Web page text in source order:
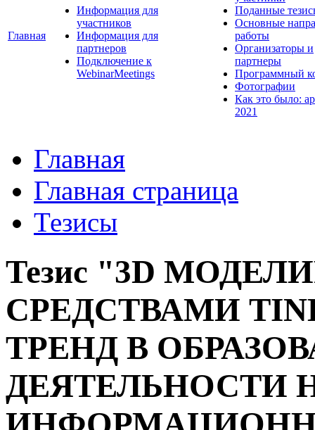
Главная
Информация для
участников
Информация для
партнеров
Подключение к
WebinarMeetings
Поданные
Основные
работы
Организаторы и
партнеры
Программный
Фотографии
Как это было:
2021
Главная
Главная страница
Тезисы
Тезис "3D
СРЕДСТВАМИ
ТРЕНД В
ДЕЯТЕЛЬНОСТИ